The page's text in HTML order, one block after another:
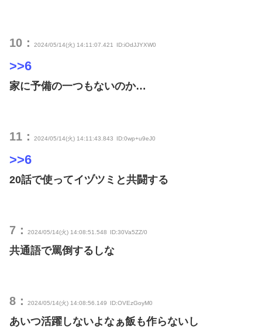
10： 2024/05/14(火) 14:11:07.421 ID:iOdJJYXW0
>>6
家に予備の一つもないのか…
11： 2024/05/14(火) 14:11:43.843 ID:0wp+u9eJ0
>>6
20話で使ってイヅツミと共闘する
7： 2024/05/14(火) 14:08:51.548 ID:30Va5ZZ/0
共通語で罵倒するしな
8： 2024/05/14(火) 14:08:56.149 ID:OVEzGoyM0
あいつ活躍しないよなぁ飯も作らないし